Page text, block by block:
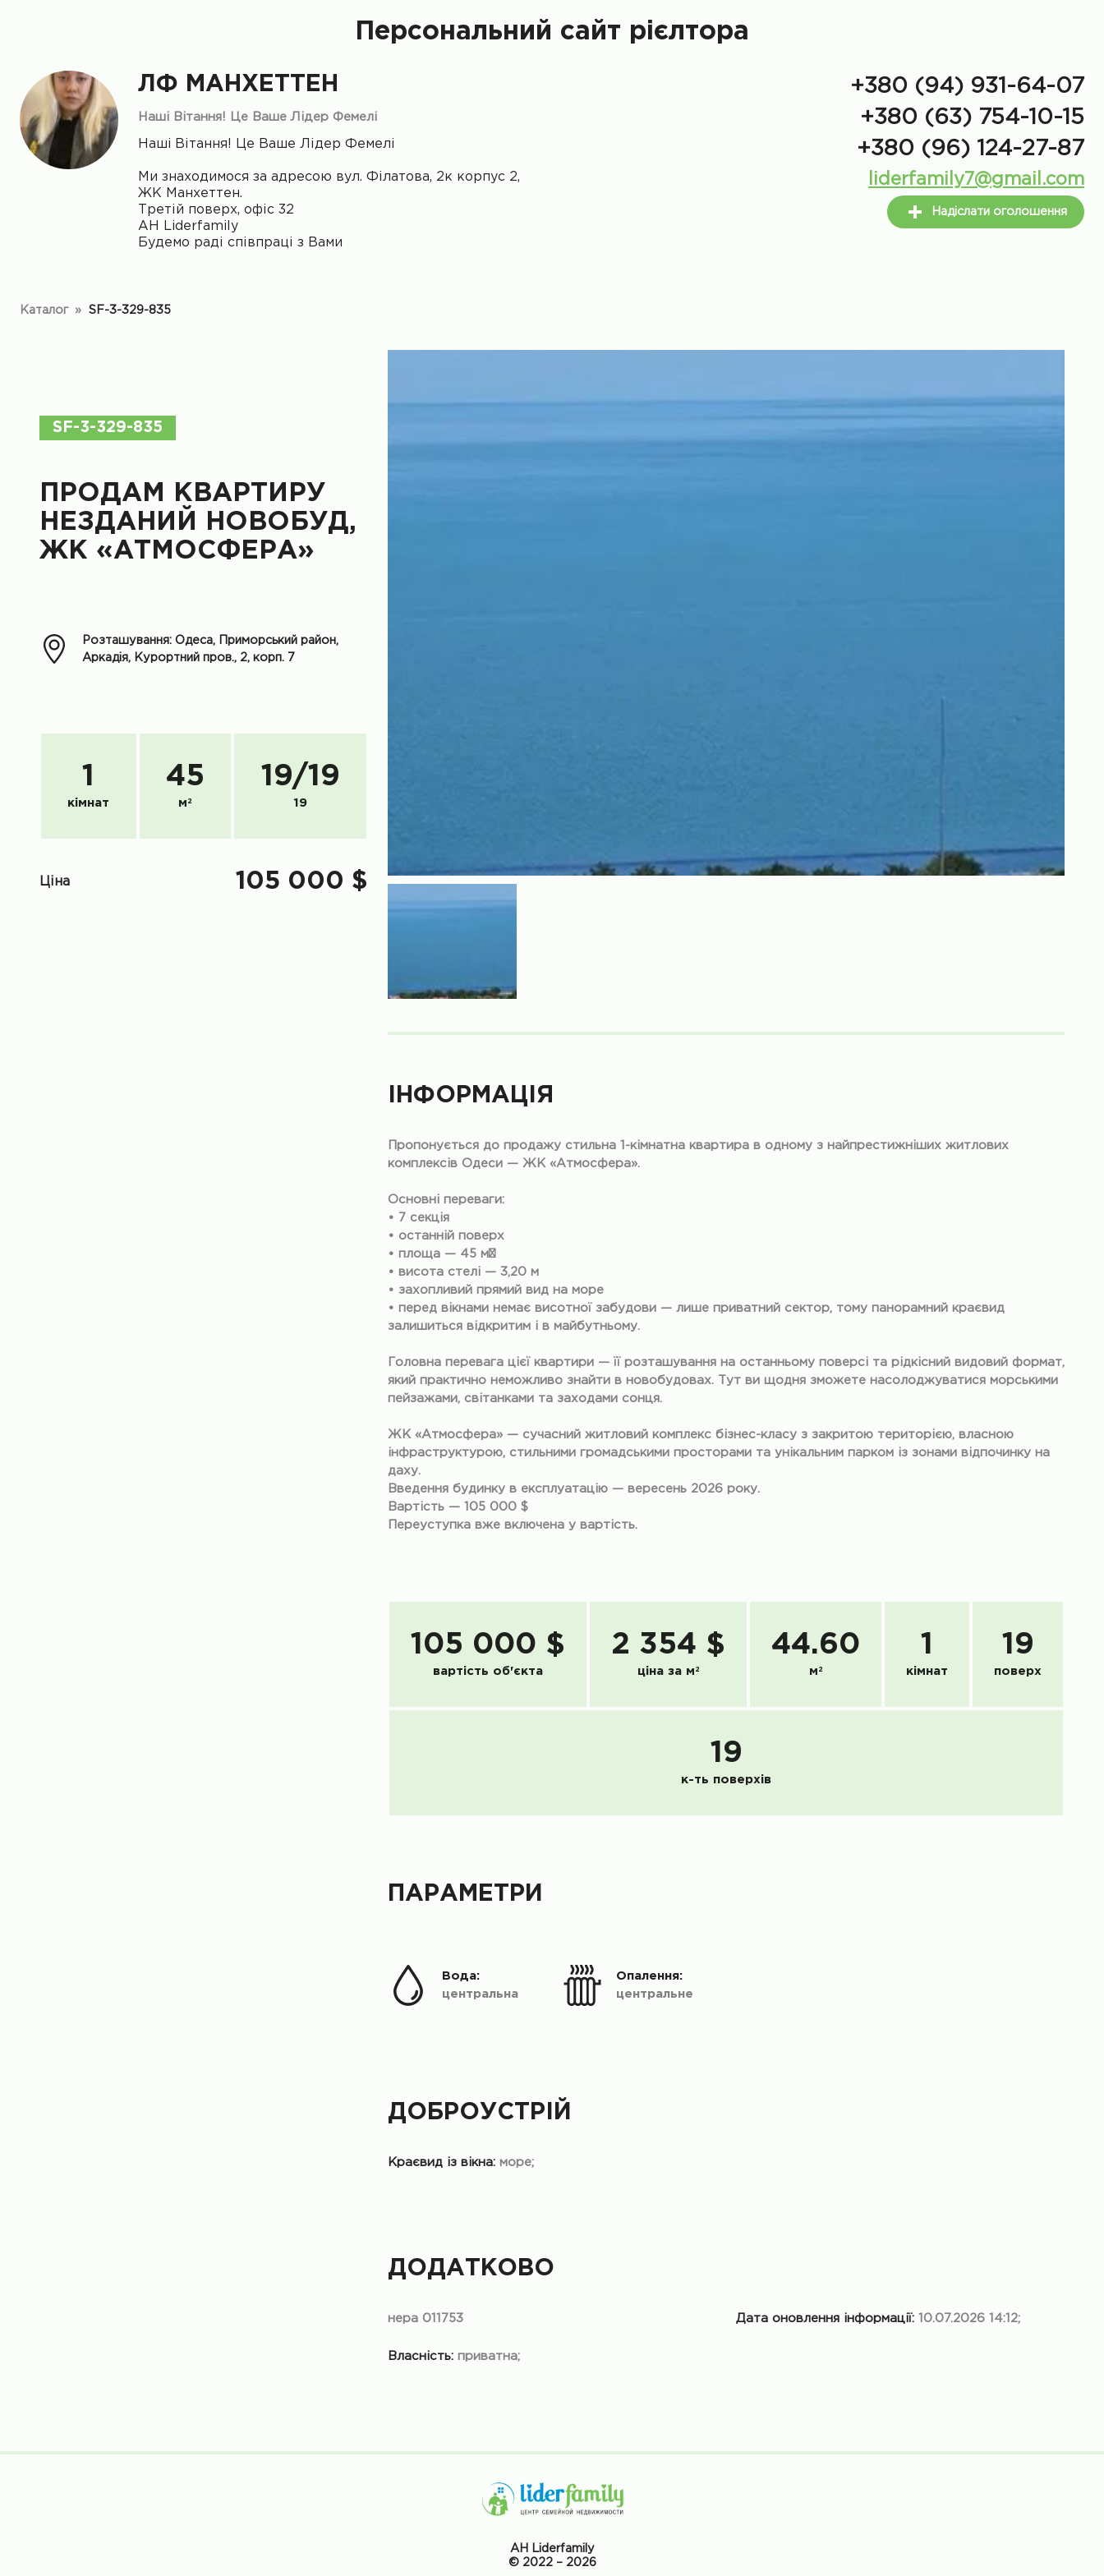
Персональний сайт рієлтора
ЛФ МАНХЕТТЕН
Нашi Вітання! Це Ваше Лідер Фемелі
Нашi Вітання! Це Ваше Лідер Фемелі
Ми знаходимося за адресою вул. Філатова, 2к корпус 2,
ЖК Манхеттен.
Третій поверх, офіс 32
АН Liderfamily
Будемо раді співпраці з Вами
+380 (94) 931-64-07
+380 (63) 754-10-15
+380 (96) 124-27-87
liderfamily7@gmail.com
Надіслати оголошення
Каталог » SF-3-329-835
SF-3-329-835
ПРОДАМ КВАРТИРУ
НЕЗДАНИЙ НОВОБУД,
ЖК «АТМОСФЕРА»
Розташування: Одеса, Приморський район,
Аркадія, Курортний пров., 2, корп. 7
1
кімнат
45
м 2
19/19
19
Ціна 105 000 $
ІНФОРМАЦІЯ
Пропонується до продажу стильна 1-кімнатна квартира в одному з найпрестижніших житлових
комплексів Одеси — ЖК «Атмосфера».
Основні переваги:
• 7 секція
• останній поверх
• площа — 45 м²
• висота стелі — 3,20 м
• захопливий прямий вид на море
• перед вікнами немає висотної забудови — лише приватний сектор, тому панорамний краєвид
залишиться відкритим і в майбутньому.
Головна перевага цієї квартири — її розташування на останньому поверсі та рідкісний видовий формат,
який практично неможливо знайти в новобудовах. Тут ви щодня зможете насолоджуватися морськими
пейзажами, світанками та заходами сонця.
ЖК «Атмосфера» — сучасний житловий комплекс бізнес-класу з закритою територією, власною
інфраструктурою, стильними громадськими просторами та унікальним парком із зонами відпочинку на
даху.
Введення будинку в експлуатацію — вересень 2026 року.
Вартість — 105 000 $
Переуступка вже включена у вартість.
105 000 $
вартість об'єкта
2 354 $
ціна за м 2
44.60
м 2
1
кімнат
19
поверх
19
к-ть поверхів
ПАРАМЕТРИ
центральна
Вода:
центральне
Опалення:
ДОБРОУСТРІЙ
Краєвид із вікна: море;
ДОДАТКОВО
нера 011753
Власність: приватна;
Дата оновлення інформації: 10.07.2026 14:12;
АН Liderfamily
© 2022 – 2026